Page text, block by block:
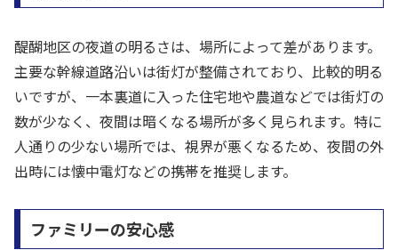
醍醐地区の夜道の明るさは、場所によって差があります。
主要な幹線道路沿いは街灯が整備されており、比較的明る
いですが、一本裏道に入った住宅地や農道などでは街灯の
数が少なく、夜間は暗くなる場所が多く見られます。特に
人通りの少ない場所では、視界が悪くなるため、夜間の外
出時には懐中電灯などの携帯を推奨します。
ファミリーの安心感